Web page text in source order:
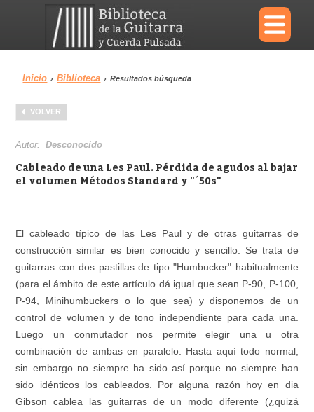
×
Menu
Biblioteca
Inicio › Biblioteca › Resultados búsqueda
VOLVER
Autor:Desconocido
Cableado de una Les Paul. Pérdida de agudos al bajar
el volumen Métodos Standard y "´50s"
El cableado típico de las Les Paul y de otras guitarras de
construcción similar es bien conocido y sencillo. Se trata de
guitarras con dos pastillas de tipo "Humbucker" habitualmente
(para el ámbito de este artículo dá igual que sean P-90, P-100,
P-94, Minihumbuckers o lo que sea) y disponemos de un
control de volumen y de tono independiente para cada una.
Luego un conmutador nos permite elegir una u otra
combinación de ambas en paralelo. Hasta aquí todo normal,
sin embargo no siempre ha sido así porque no siempre han
sido idénticos los cableados. Por alguna razón hoy en dia
Gibson cablea las guitarras de un modo diferente (¿quizá